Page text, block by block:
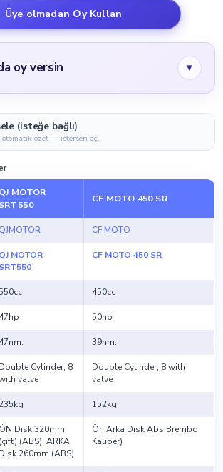
Üye olmadan Oy Kullan
oy versin ▾
(isteğe bağlı)
özet — istersen aç.
QJ MOTOR
SRT550
CF MOTO 450 SR
CF MOTO
QJ MOTOR
SRT550
CF MOTO 450 SR
550cc 450cc
47hp 50hp
47nm. 39nm.
Double Cylinder, 8
valve
Double Cylinder, 8 with
valve
235kg 152kg
ÖN Disk 320mm
(çift) (ABS), ARKA
Disk 260mm (ABS)
Ön Arka Disk Abs Brembo
Kaliper)